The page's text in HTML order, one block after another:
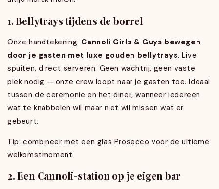
1. Bellytrays tijdens de borrel
Onze handtekening: Cannoli Girls & Guys bewegen
door je gasten met luxe gouden bellytrays. Live
spuiten, direct serveren. Geen wachtrij, geen vaste
plek nodig — onze crew loopt naar je gasten toe. Ideaal
tussen de ceremonie en het diner, wanneer iedereen
wat te knabbelen wil maar niet wil missen wat er
gebeurt.
Tip: combineer met een glas Prosecco voor de ultieme
welkomstmoment.
2. Een Cannoli-station op je eigen bar